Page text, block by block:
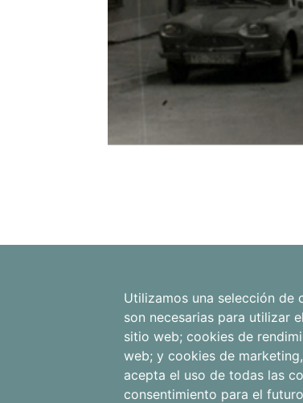
Utilizamos una selección de
son necesarias para utilizar
sitio web; cookies de
web; y cookies de
acepta el uso de todas las
consentimiento para el